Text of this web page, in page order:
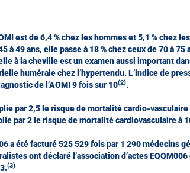
est de 6,4 % chez les hommes et 5,1 % chez
à 49 ans, elle passe à 18 % chez ceux de 70 à 75
à la cheville est un examen aussi important
humérale chez l’hypertendu. L’indice de
de l’AOMI 9 fois sur 10(2).
par 2,5 le risque de mortalité cardio-vasculaire
par 2 le risque de mortalité cardiovasculaire à
a été facturé 525 529 fois par 1 290 médecins
ont déclaré l’association d’actes EQQM006
(3)